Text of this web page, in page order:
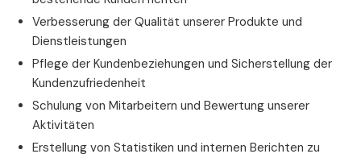
Verbesserung der Qualität unserer Produkte und
Dienstleistungen
Pflege der Kundenbeziehungen und Sicherstellung der
Kundenzufriedenheit
Schulung von Mitarbeitern und Bewertung unserer
Aktivitäten
Erstellung von Statistiken und internen Berichten zu